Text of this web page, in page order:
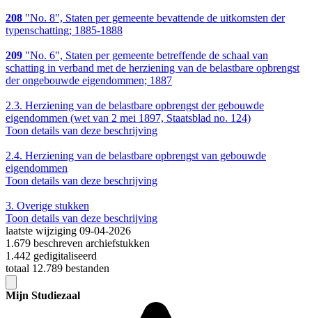
208 "No. 8", Staten per gemeente bevattende de uitkomsten der
typenschatting; 1885-1888
209 "No. 6", Staten per gemeente betreffende de schaal van
schatting in verband met de herziening van de belastbare opbrengst
der ongebouwde eigendommen; 1887
2.3. Herziening van de belastbare opbrengst der gebouwde
eigendommen (wet van 2 mei 1897, Staatsblad no. 124)
Toon details van deze beschrijving
2.4. Herziening van de belastbare opbrengst van gebouwde
eigendommen
Toon details van deze beschrijving
3. Overige stukken
Toon details van deze beschrijving
laatste wijziging 09-04-2026
1.679 beschreven archiefstukken
1.442 gedigitaliseerd
totaal 12.789 bestanden
Mijn Studiezaal